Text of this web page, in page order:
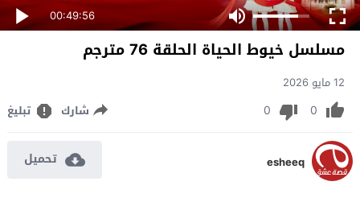
00:49:56
مسلسل خيوط الحياة الحلقة 76 مترجم
12 مايو 2026
0
0 شارك تبليغ
esheeq تحميل